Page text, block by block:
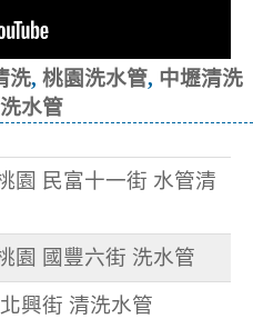
洗, 桃園洗水管, 中壢清洗
水管
園 民富十一街 水管清
園 國豐六街 洗水管
興街 清洗水管